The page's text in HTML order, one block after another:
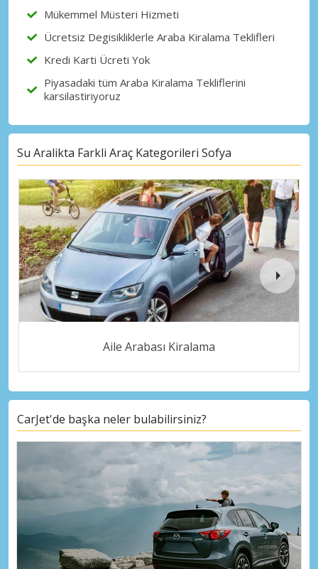
Mükemmel Müsteri Hizmeti
Ücretsiz Degisikliklerle Araba Kiralama Teklifleri
Kredi Karti Ücreti Yok
Piyasadaki tüm Araba Kiralama Tekliflerini
karsilastiriyoruz
Su Aralikta Farkli Araç Kategorileri Sofya
Aile Arabası Kiralama
CarJet'de başka neler bulabilirsiniz?